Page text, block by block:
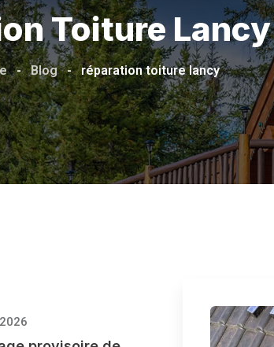
Toiture Lancy
- Blog - réparation toiture lancy